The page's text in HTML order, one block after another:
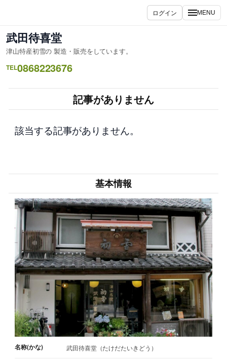
を
ス
キ
ッ
ログイン MENU
武田待喜堂
津山特産初雪の 製造・販売をしています。
TEL0868223676
記事がありません
該当する記事がありません。
基本情報
名称(かな) 武田待喜堂（たけだたいきどう）